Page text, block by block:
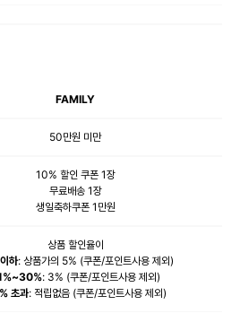
FAMILY
50만원 미만
10% 할인 쿠폰 1장
무료배송 1장
생일축하쿠폰 1만원
상품 할인율이
하: 상품가의 5% (쿠폰/포인트사용 제외)
: 3% (쿠폰/포인트사용 제외)
초과: 적립없음 (쿠폰/포인트사용 제외)